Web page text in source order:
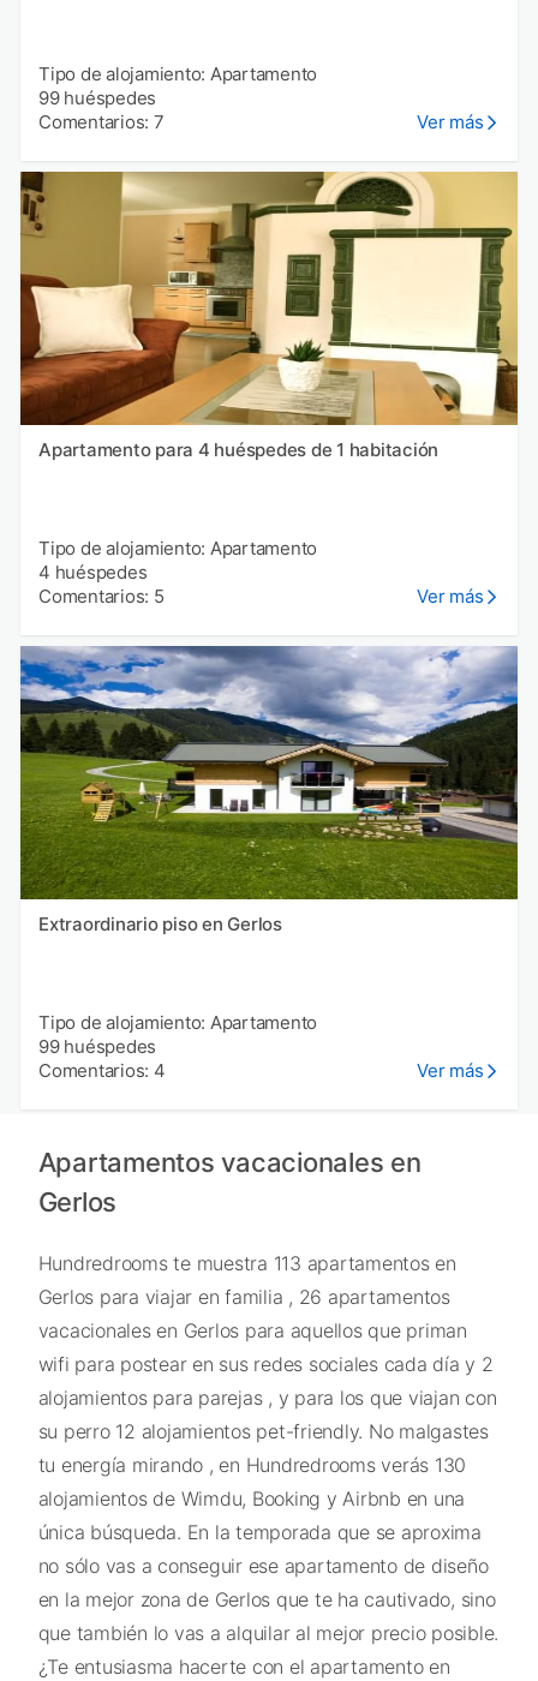
Tipo de alojamiento: Apartamento
99 huéspedes
Comentarios: 7
Ver más
Apartamento para 4 huéspedes de 1 habitación
Tipo de alojamiento: Apartamento
4 huéspedes
Comentarios: 5
Ver más
Extraordinario piso en Gerlos
Tipo de alojamiento: Apartamento
99 huéspedes
Comentarios: 4
Ver más
Apartamentos vacacionales en
Gerlos
Hundredrooms te muestra 113 apartamentos en
Gerlos para viajar en familia , 26 apartamentos
vacacionales en Gerlos para aquellos que priman
wifi para postear en sus redes sociales cada día y 2
alojamientos para parejas , y para los que viajan con
su perro 12 alojamientos pet-friendly. No malgastes
tu energía mirando , en Hundredrooms verás 130
alojamientos de Wimdu, Booking y Airbnb en una
única búsqueda. En la temporada que se aproxima
no sólo vas a conseguir ese apartamento de diseño
en la mejor zona de Gerlos que te ha cautivado, sino
que también lo vas a alquilar al mejor precio posible.
¿Te entusiasma hacerte con el apartamento en